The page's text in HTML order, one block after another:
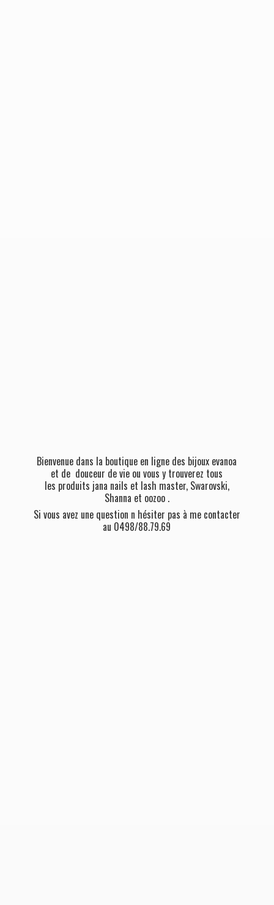
Bienvenue dans la boutique en ligne des bijoux evanoa
et de douceur de vie ou vous y trouverez tous
les produits jana nails et lash master, Swarovski,
Shanna et oozoo .
Si vous avez une question n hésiter pas à me contacter
au 0498/88.79.69